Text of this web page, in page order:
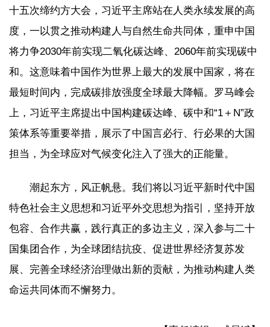
十五次缔约方大会，习近平主席站在人类永续发展的高
度，一以贯之推动构建人与自然生命共同体，重申中国
将力争2030年前实现二氧化碳达峰、2060年前实现碳中
和。这意味着中国作为世界上最大的发展中国家，将在
最短时间内，完成碳排放强度全球最大降幅。罗马峰会
上，习近平主席提出中国构建碳达峰、碳中和“1＋N”政
策体系等重要举措，展示了中国言必行、行必果的大国
担当，为全球应对气候变化注入了强大的正能量。
潮起东方，风正帆悬。我们将以习近平新时代中国
特色社会主义思想和习近平外交思想为指引，坚持开放
包容、合作共赢，践行真正的多边主义，深入参与二十
国集团合作，为全球团结抗疫、促进世界经济复苏发
展、完善全球经济治理做出新的贡献，为推动构建人类
命运共同体而不懈努力。